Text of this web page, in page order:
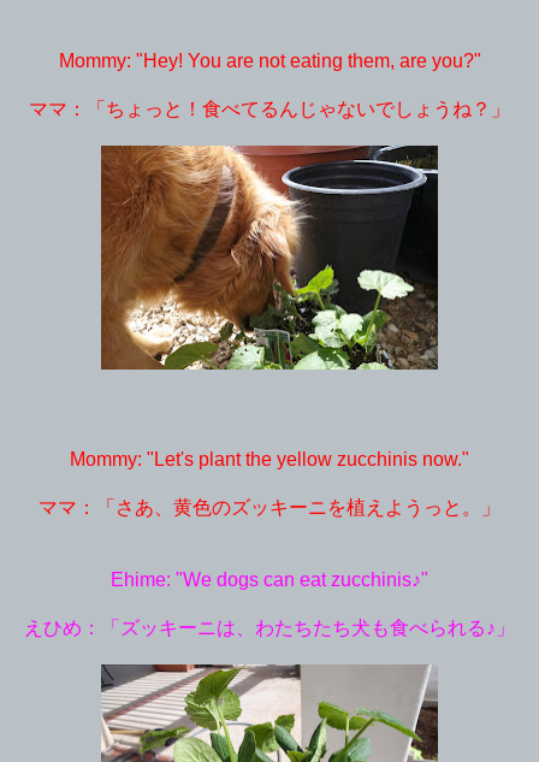
Mommy: "Hey! You are not eating them, are you?"
ママ：「ちょっと！食べてるんじゃないでしょうね？」
Mommy: "Let's plant the yellow zucchinis now."
ママ：「さあ、黄色のズッキーニを植えようっと。」
Ehime: "We dogs can eat zucchinis♪"
えひめ：「ズッキーニは、わたちたち犬も食べられる♪」